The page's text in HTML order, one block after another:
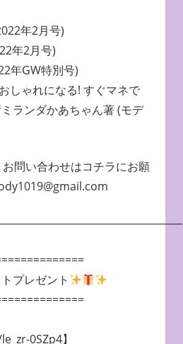
年2月号)
年2月号)
年GW特別号)
しゃれになる! すぐマネで
ランダかあちゃん著 (モデ
問い合わせはコチラにお願
プレゼント
0SZp4】